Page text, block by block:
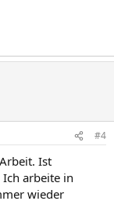
#4
Ist
arbeite in
wieder